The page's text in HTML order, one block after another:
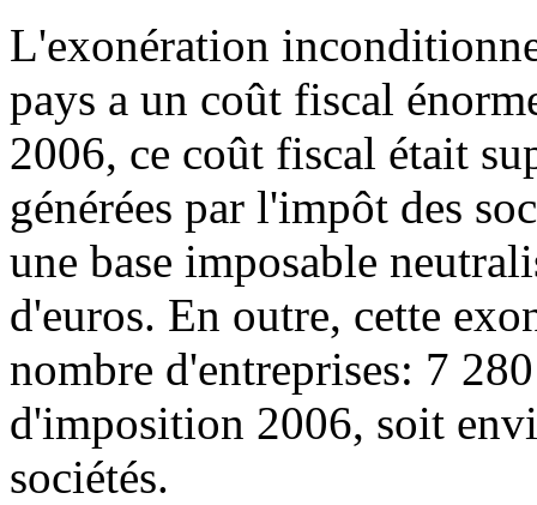
L'exonération
pays a un coût fiscal
2006, ce coût fiscal était
générées par l'impôt des
une base imposable
d'euros. En outre, cette
nombre d'entreprises: 7
d'imposition 2006, soit
sociétés.